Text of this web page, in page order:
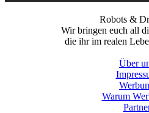
Robots &
Wir bringen euch all
die ihr im realen
Über
Warum